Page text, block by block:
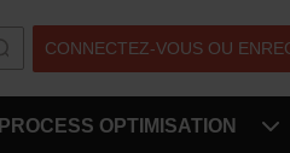
CONNECTEZ-VOUS OU
PROCESS OPTIMISATION